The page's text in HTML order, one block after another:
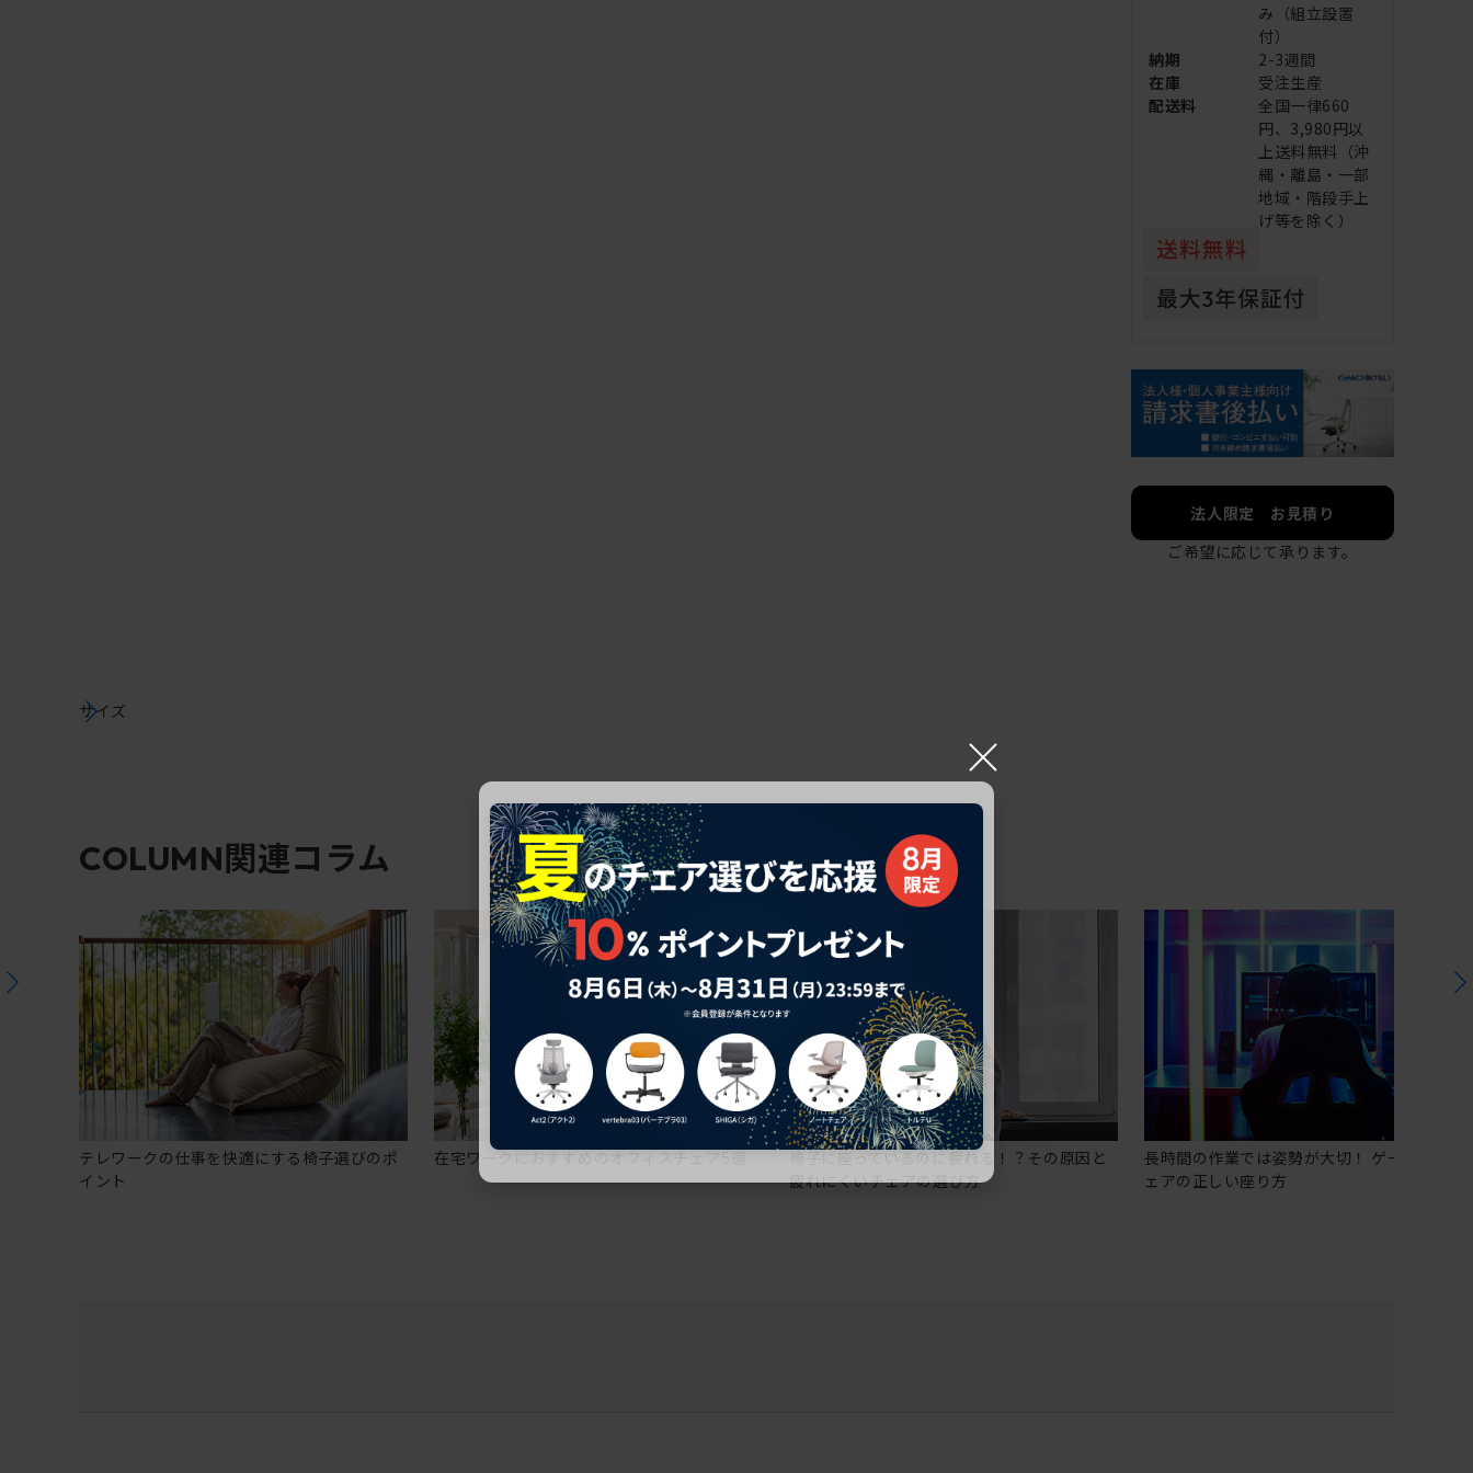
み（組立設置
付）
納期
2-3週間
在庫
受注生産
配送料
全国一律660
円、3,980円以
上送料無料（沖
縄・離島・一部
地域・階段手上
げ等を除く）
法人限定 お見積り
ご希望に応じて承ります。
サイズ
COLUMN関連コラム
テレワークの仕事を快適にする椅子選びのポ
イント
在宅ワークにおすすめのオフィスチェア5選
椅子に座っているのに疲れる！？その原因と
疲れにくいチェアの選び方
長時間の作業では姿勢が大切！ ゲーミングチ
ェアの正しい座り方
×